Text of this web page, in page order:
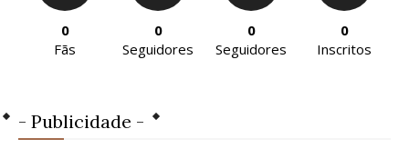
0
Fãs
0
Seguidores
0
Seguidores
0
Inscritos
- Publicidade -